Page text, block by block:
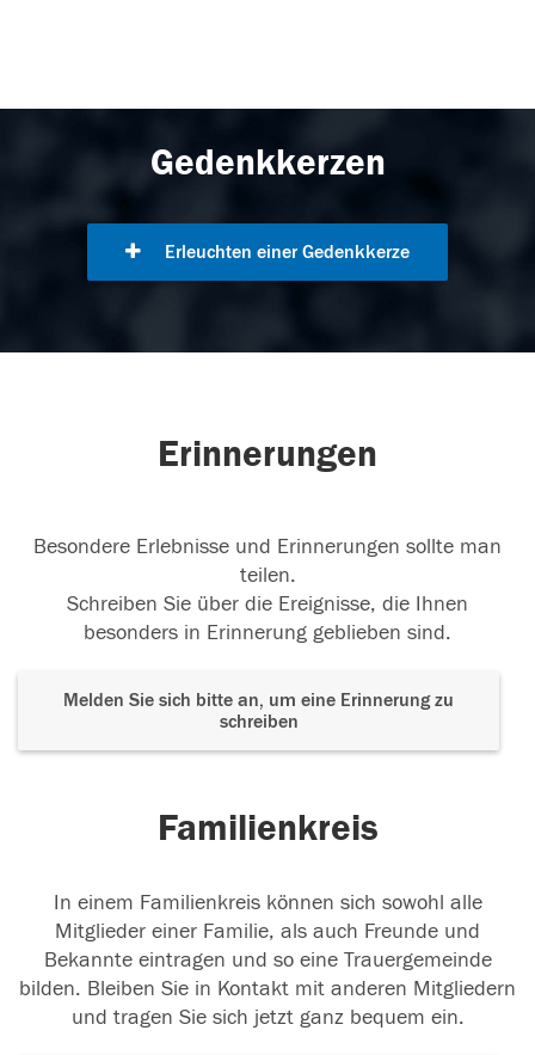
Gedenkkerzen
Erleuchten einer Gedenkkerze
Erinnerungen
Besondere Erlebnisse und Erinnerungen sollte man
teilen.
Schreiben Sie über die Ereignisse, die Ihnen
besonders in Erinnerung geblieben sind.
Melden Sie sich bitte an, um eine Erinnerung zu
schreiben
Familienkreis
In einem Familienkreis können sich sowohl alle
Mitglieder einer Familie, als auch Freunde und
Bekannte eintragen und so eine Trauergemeinde
bilden. Bleiben Sie in Kontakt mit anderen Mitgliedern
und tragen Sie sich jetzt ganz bequem ein.